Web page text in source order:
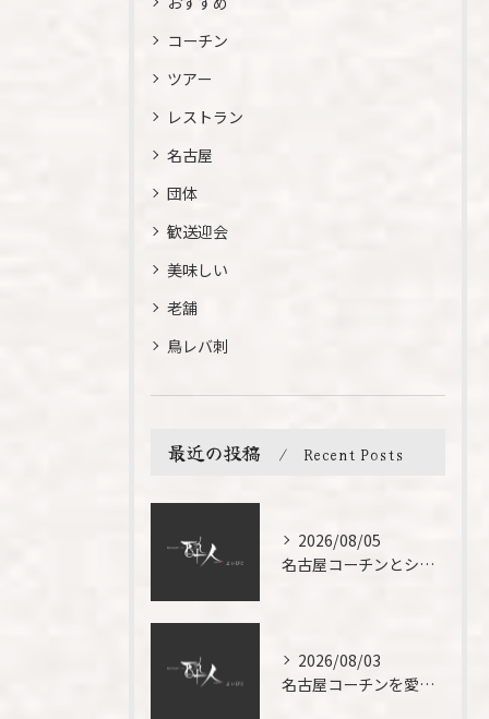
コーチン
ツアー
レストラン
名古屋
団体
歓送迎会
美味しい
老舗
鳥レバ刺
最近の投稿 Recent Posts
2026/08/05
名古屋コーチンとシウマイを愛知県名古屋市熱田区で満喫するおすすめの選び方
2026/08/03
名古屋コーチンを愛知県名古屋市栄で楽しむ極上グルメ体験の方法